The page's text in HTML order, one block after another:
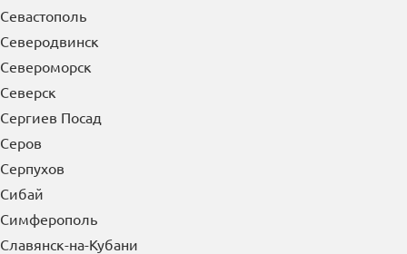
Саяногорск
Свободный
Севастополь
Северодвинск
Североморск
Северск
Сергиев Посад
Серов
Серпухов
Сибай